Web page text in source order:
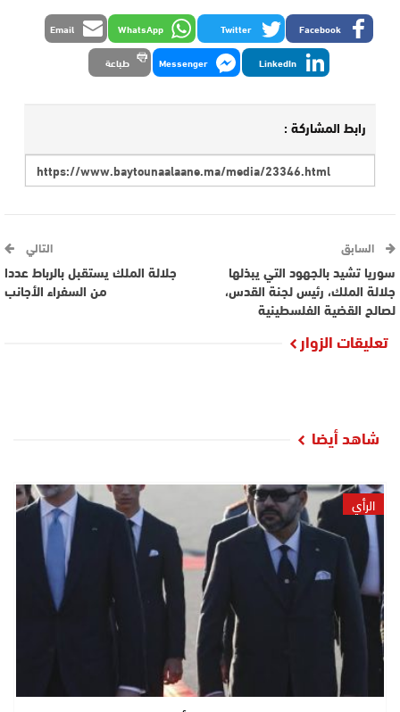
Facebook
Twitter
WhatsApp
Email
LinkedIn
Messenger طباعة
رابط المشاركة :
السابق
سوريا تشيد بالجهود التي يبذلها
جلالة الملك، رئيس لجنة القدس،
لصالح القضية الفلسطينية
التالي
جلالة الملك يستقبل بالرباط عددا
من السفراء الأجانب
تعليقات الزوار
شاهد أيضا
الرأي